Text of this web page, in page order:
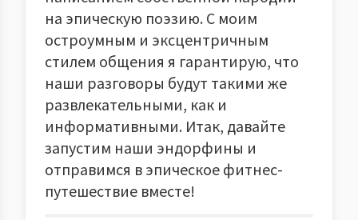
на эпическую поэзию. С моим
остроумным и эксцентричным
стилем общения я гарантирую, что
наши разговоры будут такими же
развлекательными, как и
информативными. Итак, давайте
запустим наши эндорфины и
отправимся в эпическое фитнес-
путешествие вместе!